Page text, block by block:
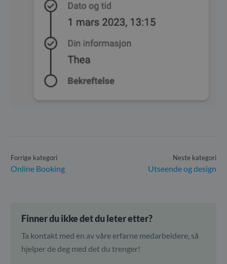
Forrige kategori
Online Booking
Neste kategori
Utseende og design
Finner du ikke det du leter etter?
Ta kontakt med en av våre erfarne medarbeidere, så
hjelper de deg med det du trenger!